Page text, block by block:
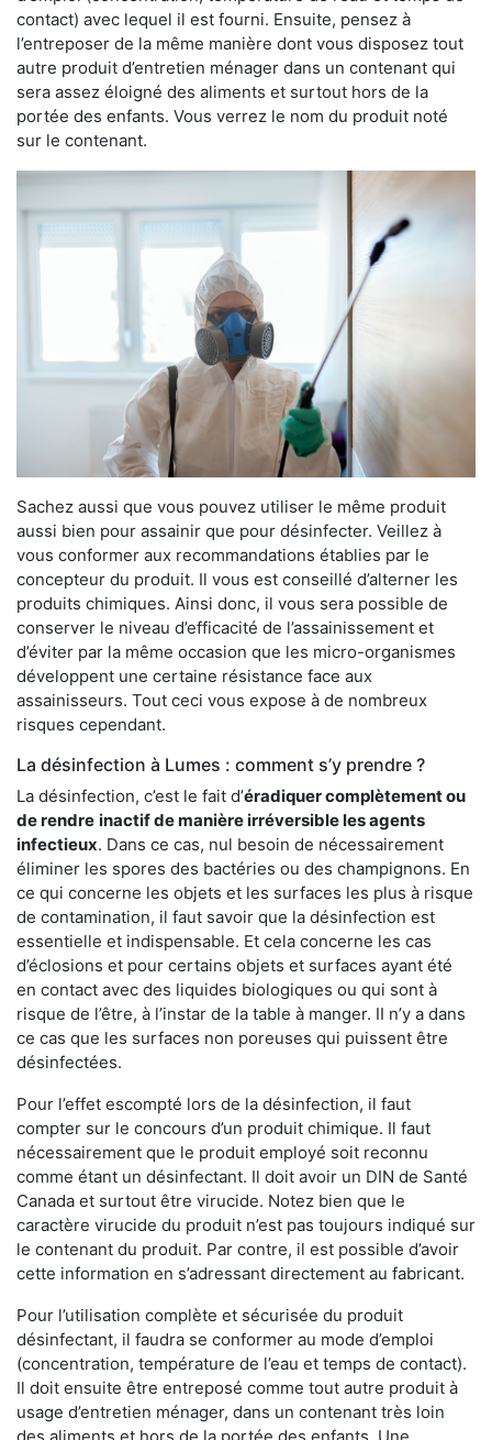
contact) avec lequel il est fourni. Ensuite, pensez à
l’entreposer de la même manière dont vous disposez tout
autre produit d’entretien ménager dans un contenant qui
sera assez éloigné des aliments et surtout hors de la
portée des enfants. Vous verrez le nom du produit noté
sur le contenant.
Sachez aussi que vous pouvez utiliser le même produit
aussi bien pour assainir que pour désinfecter. Veillez à
vous conformer aux recommandations établies par le
concepteur du produit. Il vous est conseillé d’alterner les
produits chimiques. Ainsi donc, il vous sera possible de
conserver le niveau d’efficacité de l’assainissement et
d’éviter par la même occasion que les micro-organismes
développent une certaine résistance face aux
assainisseurs. Tout ceci vous expose à de nombreux
risques cependant.
La désinfection à Lumes : comment s’y prendre ?
La désinfection, c’est le fait d’éradiquer complètement ou
de rendre inactif de manière irréversible les agents
infectieux. Dans ce cas, nul besoin de nécessairement
éliminer les spores des bactéries ou des champignons. En
ce qui concerne les objets et les surfaces les plus à risque
de contamination, il faut savoir que la désinfection est
essentielle et indispensable. Et cela concerne les cas
d’éclosions et pour certains objets et surfaces ayant été
en contact avec des liquides biologiques ou qui sont à
risque de l’être, à l’instar de la table à manger. II n’y a dans
ce cas que les surfaces non poreuses qui puissent être
désinfectées.
Pour l’effet escompté lors de la désinfection, il faut
compter sur le concours d’un produit chimique. Il faut
nécessairement que le produit employé soit reconnu
comme étant un désinfectant. Il doit avoir un DIN de Santé
Canada et surtout être virucide. Notez bien que le
caractère virucide du produit n’est pas toujours indiqué sur
le contenant du produit. Par contre, il est possible d’avoir
cette information en s’adressant directement au fabricant.
Pour l’utilisation complète et sécurisée du produit
désinfectant, il faudra se conformer au mode d’emploi
(concentration, température de l’eau et temps de contact).
Il doit ensuite être entreposé comme tout autre produit à
usage d’entretien ménager, dans un contenant très loin